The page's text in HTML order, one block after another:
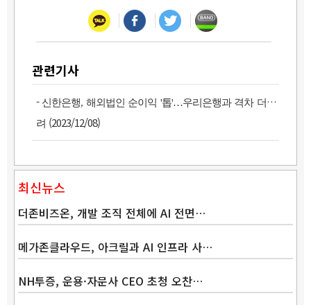
관련기사
- 신한은행, 해외법인 순이익 '톱'…우리은행과 격차 더 벌
려 (2023/12/08)
최신뉴스
더존비즈온, 개발 조직 전체에 AI 전면…
메가존클라우드, 아크릴과 AI 인프라 사…
NH투증, 운용·자문사 CEO 초청 오찬…